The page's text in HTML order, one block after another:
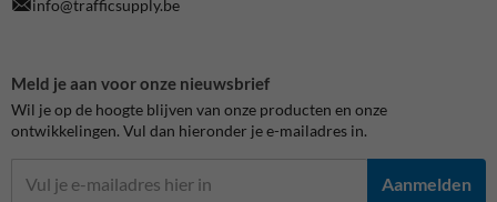
info@trafficsupply.be
Meld je aan voor onze nieuwsbrief
Wil je op de hoogte blijven van onze producten en onze
ontwikkelingen. Vul dan hieronder je e-mailadres in.
Aanmelden